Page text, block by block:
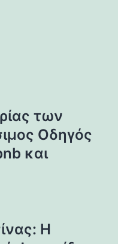
των
Οδηγός
και
Η